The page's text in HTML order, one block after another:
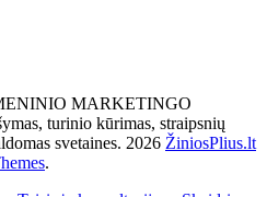
MARKETINGO
turinio kūrimas, straipsnių
svetaines. 2026 ŽiniosPlius.lt
.